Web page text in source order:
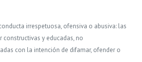
irrespetuosa, ofensiva o abusiva: las
y educadas, no
con la intención de difamar, ofender o